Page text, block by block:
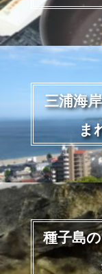
三浦海
ま
種子島